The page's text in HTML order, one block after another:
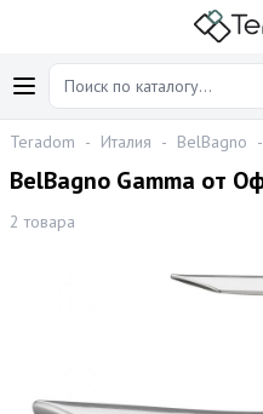
Teradom - Италия - BelBagno -
BelBagno Gamma от
2 товара